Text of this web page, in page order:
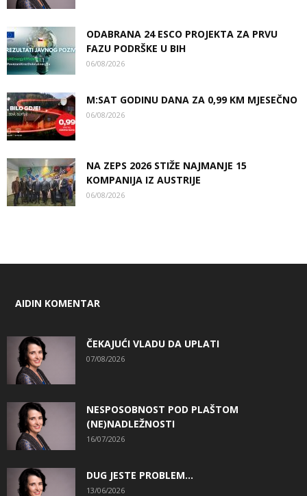
ODABRANA 24 ESCO PROJEKTA ZA PRVU
FAZU PODRŠKE U BIH
06/08/2026
M:SAT GODINU DANA ZA 0,99 KM MJESEČNO
06/08/2026
NA ZEPS 2026 STIŽE NAJMANJE 15
KOMPANIJA IZ AUSTRIJE
06/08/2026
AIDIN KOMENTAR
ČEKAJUĆI VLADU DA UPLATI
07/08/2026
NESPOSOBNOST POD PLAŠTOM
(NE)NADLEŽNOSTI
16/07/2026
DUG JESTE PROBLEM…
13/06/2026